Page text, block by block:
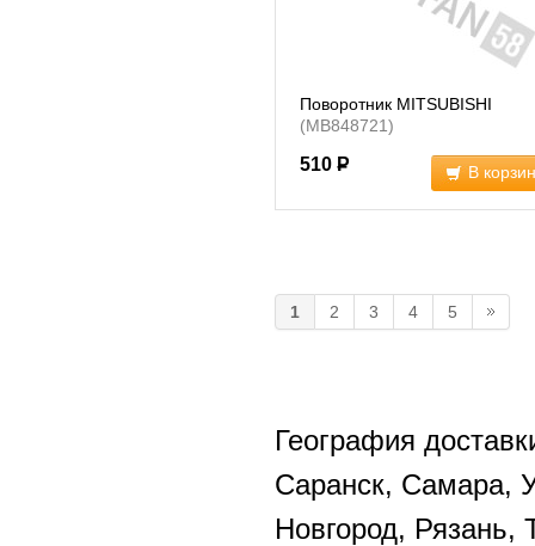
Поворотник MITSUBISHI
(MB848721)
510 Р В
1 2 3 4 5
География
Саранск, Самара,
Новгород, Рязань,